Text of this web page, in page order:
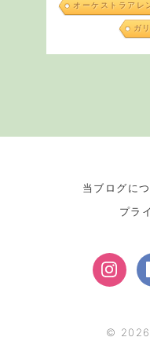
オーケストラアレ
ガ
当ブログに
プラ
© 2026